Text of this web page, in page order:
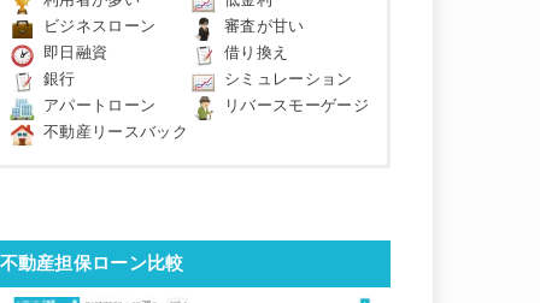
ビジネスローン
審査が甘い
即日融資
借り換え
銀行
シミュレーション
アパートローン
リバースモーゲージ
不動産リースバック
不動産担保ローン比較